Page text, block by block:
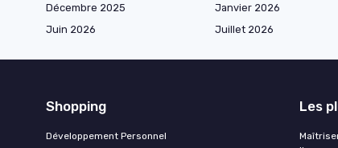
Décembre 2025
Janvier 2026
Juin 2026
Juillet 2026
Shopping
Développement Personnel
Les